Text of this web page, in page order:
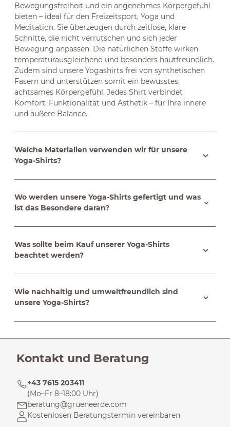
Bewegungsfreiheit und ein angenehmes Körpergefühl
bieten – ideal für den Freizeitsport, Yoga und
Meditation. Sie überzeugen durch zeitlose, klare
Schnitte, die nicht verrutschen und sich jeder
Bewegung anpassen. Die natürlichen Stoffe wirken
temperaturausgleichend und besonders hautfreundlich.
Zudem sind unsere Yogashirts frei von synthetischen
Fasern und unterstützen somit ein bewusstes,
achtsames Körpergefühl. Jedes Shirt verbindet
Komfort, Funktionalität und Ästhetik – für Ihre innere
und äußere Balance.
Welche Materialien verwenden wir für unsere
Yoga-Shirts?
Wo werden unsere Yoga-Shirts gefertigt und was
ist das Besondere daran?
Was sollte beim Kauf unserer Yoga-Shirts
beachtet werden?
Wie nachhaltig und umweltfreundlich sind
unsere Yoga-Shirts?
Kontakt und Beratung
+43 7615 203411
(Mo–Fr 8–18:00 Uhr)
beratung@grueneerde.com
Kostenlosen Beratungstermin vereinbaren